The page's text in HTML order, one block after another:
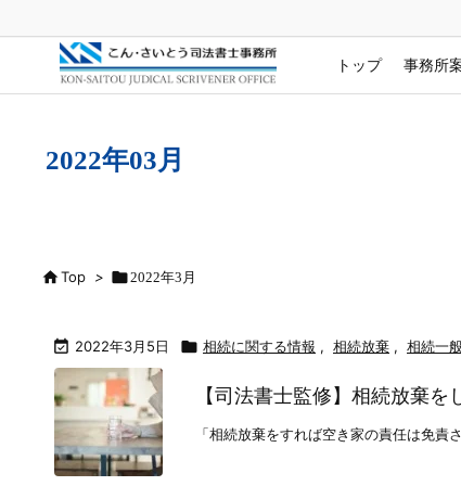
トップ 事務所
2022年03月
Top > 2022年3月
 2022年3月5日  相続に関する情報 , 相続放棄 , 相続一
【司法書士監修】相続放棄
「相続放棄をすれば空き家の責任は免